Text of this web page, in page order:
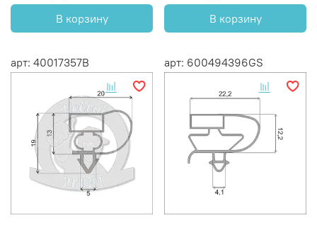
В корзину В корзину
арт: 40017357B арт: 600494396GS